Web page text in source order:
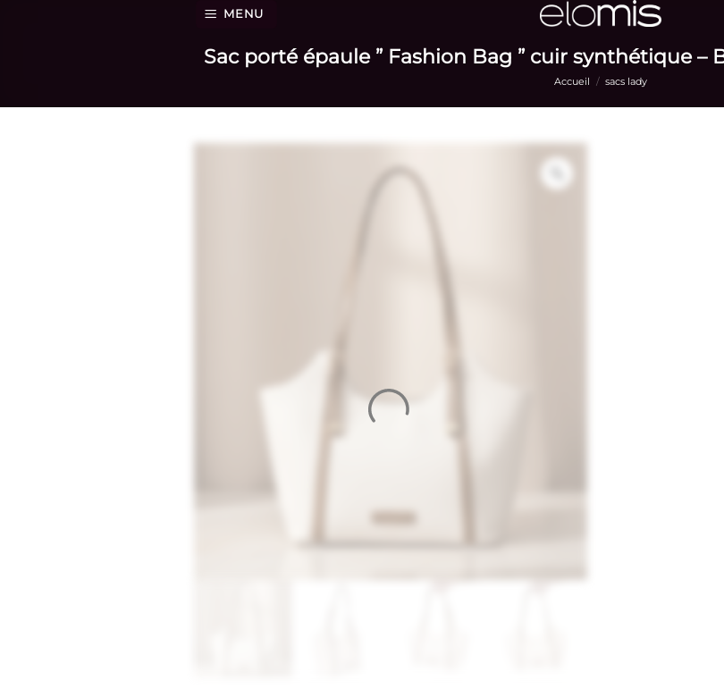
MENU
Sac porté épaule ” Fashion Bag ” cuir synthétique
Accueil / sacs lady